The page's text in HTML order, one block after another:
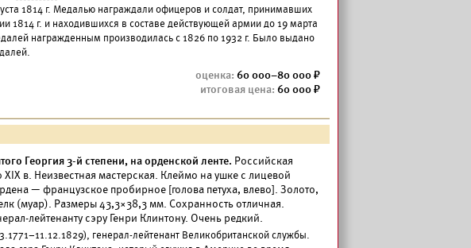
1814 г. Медалью награждали офицеров и солдат, принимавших
1814 г. и находившихся в составе действующей армии до 19 марта
награжденным производилась с 1826 по 1932 г. Было выдано
60 000–80 000
60 000
Георгия 3-й степени, на орденской ленте. Российская
в. Неизвестная мастерская. Клеймо на ушке с лицевой
— французское пробирное [голова петуха, влево]. Золото,
(муар). Размеры 43,3×38,3 мм. Сохранность отличная.
лейтенанту сэру Генри Клинтону. Очень редкий.
генерал-лейтенант Великобританской службы.